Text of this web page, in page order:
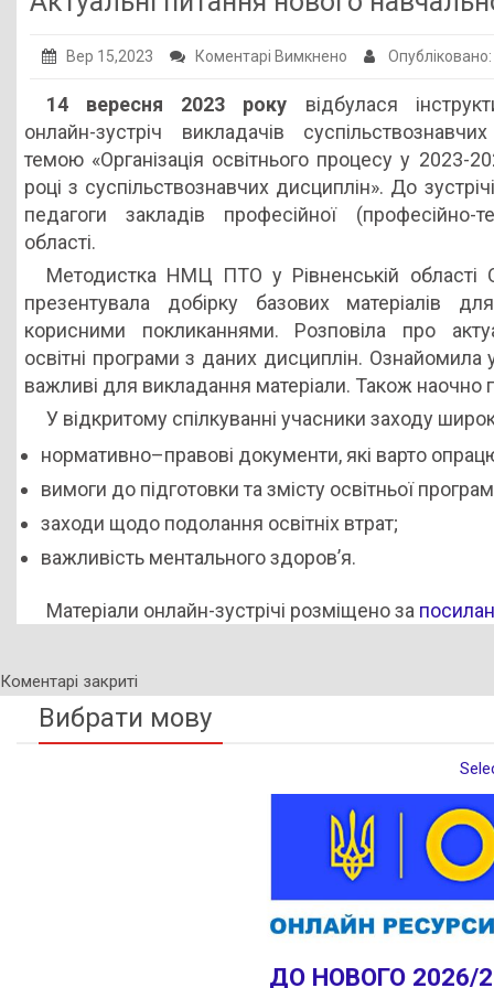
Публічна інформація
Заклади ПТО
Оголошення
Галерея
НМЦ ПТО України
Вер 15,2023 Коментарі Вимкнено до
питання
нового
навчального
року
14 вересня 2023 року відбулася
онлайн-зустріч викладачів
темою «Організація освітнього процесу у 2023-
році з суспільствознавчих дисциплін». До
педагоги закладів професійної (професійно-
області.
Методистка НМЦ ПТО у Рівненській
презентувала добірку базових матеріалів
корисними покликаннями. Розповіла про
освітні програми з даних дисциплін.
важливі для викладання матеріали. Також
У відкритому спілкуванні учасники заходу
нормативно–правові документи, які варто
вимоги до підготовки та змісту освітньої
заходи щодо подолання освітніх втрат;
важливість ментального здоров’я.
Матеріали онлайн-зустрічі розміщено за
Коментарі закриті
Вибрати мову
ДО НОВОГО 2026/